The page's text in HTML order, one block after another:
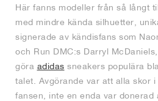
Här fanns modeller från så långt
med mindre kända silhuetter,
signerade av kändisfans som
och Run DMC:s Darryl
göra adidas sneakers populära
talet. Avgörande var att alla skor
fansen, inte en enda var donerad